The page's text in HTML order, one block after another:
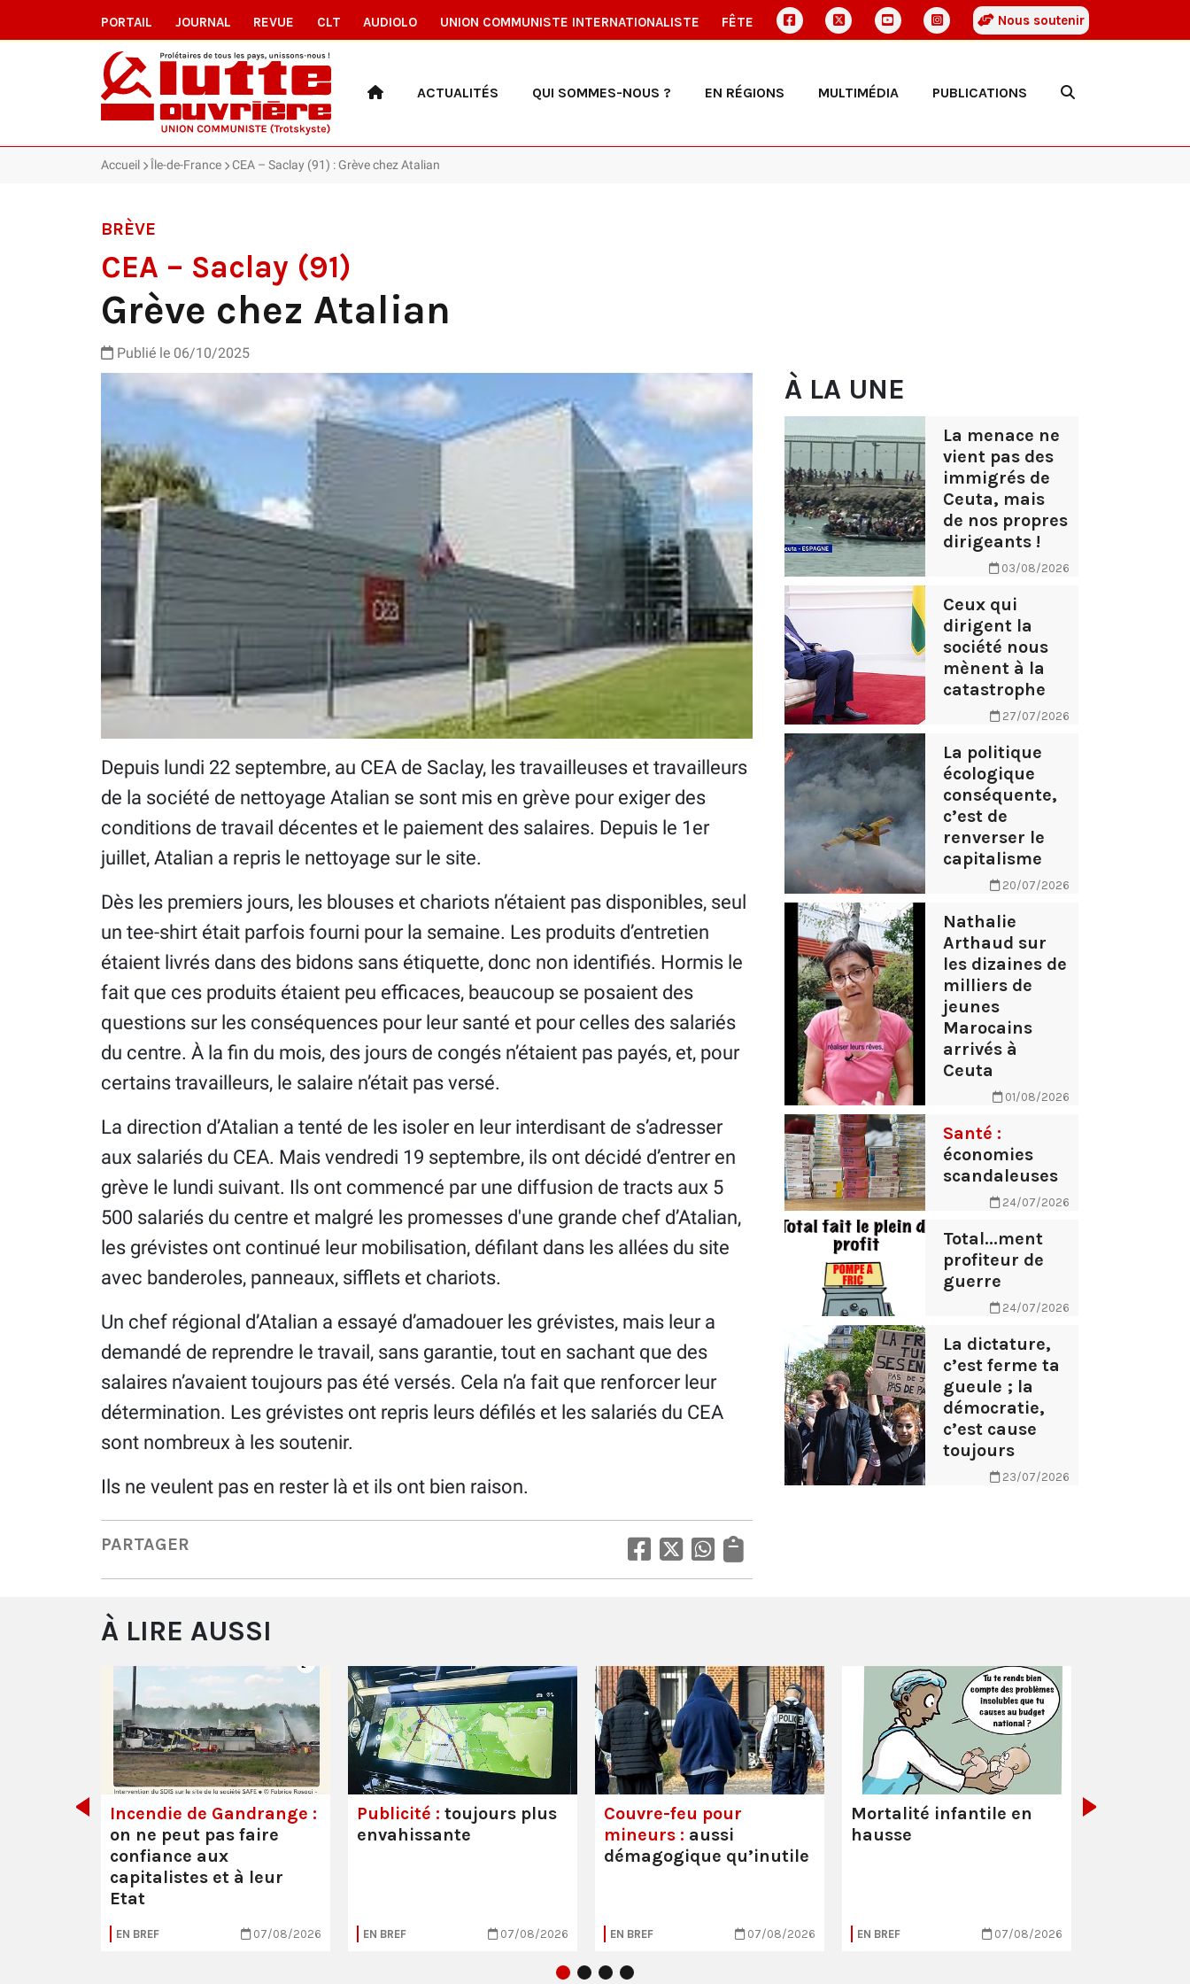
PORTAIL JOURNAL REVUE CLT AUDIOLO UNION COMMUNISTE INTERNATIONALISTE FÊTE Nous soutenir
ACTUALITÉS QUI SOMMES-NOUS ? EN RÉGIONS MULTIMÉDIA PUBLICATIONS
Accueil Île-de-France CEA – Saclay (91) : Grève chez Atalian
BRÈVE
CEA – Saclay (91)
Grève chez Atalian
Publié le 06/10/2025
Depuis lundi 22 septembre, au CEA de Saclay, les travailleuses et travailleurs
de la société de nettoyage Atalian se sont mis en grève pour exiger des
conditions de travail décentes et le paiement des salaires. Depuis le 1er
juillet, Atalian a repris le nettoyage sur le site.
Dès les premiers jours, les blouses et chariots n’étaient pas disponibles, seul
un tee-shirt était parfois fourni pour la semaine. Les produits d’entretien
étaient livrés dans des bidons sans étiquette, donc non identifiés. Hormis le
fait que ces produits étaient peu efficaces, beaucoup se posaient des
questions sur les conséquences pour leur santé et pour celles des salariés
du centre. À la fin du mois, des jours de congés n’étaient pas payés, et, pour
certains travailleurs, le salaire n’était pas versé.
La direction d’Atalian a tenté de les isoler en leur interdisant de s’adresser
aux salariés du CEA. Mais vendredi 19 septembre, ils ont décidé d’entrer en
grève le lundi suivant. Ils ont commencé par une diffusion de tracts aux 5
500 salariés du centre et malgré les promesses d'une grande chef d’Atalian,
les grévistes ont continué leur mobilisation, défilant dans les allées du site
avec banderoles, panneaux, sifflets et chariots.
Un chef régional d’Atalian a essayé d’amadouer les grévistes, mais leur a
demandé de reprendre le travail, sans garantie, tout en sachant que des
salaires n’avaient toujours pas été versés. Cela n’a fait que renforcer leur
détermination. Les grévistes ont repris leurs défilés et les salariés du CEA
sont nombreux à les soutenir.
Ils ne veulent pas en rester là et ils ont bien raison.
PARTAGER
À LA UNE
La menace ne
vient pas des
immigrés de
Ceuta, mais
de nos propres
dirigeants !
03/08/2026
Ceux qui
dirigent la
société nous
mènent à la
catastrophe
27/07/2026
La politique
écologique
conséquente,
c’est de
renverser le
capitalisme
20/07/2026
Nathalie
Arthaud sur
les dizaines de
milliers de
jeunes
Marocains
arrivés à
Ceuta
01/08/2026
Santé :
économies
scandaleuses
24/07/2026
Total...ment
profiteur de
guerre
24/07/2026
La dictature,
c’est ferme ta
gueule ; la
démocratie,
c’est cause
toujours
23/07/2026
À LIRE AUSSI
Incendie de Gandrange :
on ne peut pas faire
confiance aux
capitalistes et à leur
Etat
EN BREF 07/08/2026
Publicité : toujours plus
envahissante
EN BREF 07/08/2026
Couvre-feu pour
mineurs : aussi
démagogique qu’inutile
EN BREF 07/08/2026
Mortalité infantile en
hausse
EN BREF 07/08/2026